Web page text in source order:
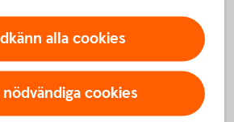
alla cookies
nödvändiga cookies